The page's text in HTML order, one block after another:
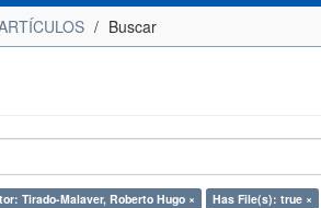
Buscar
Tirado-Malaver, Roberto Hugo × Has File(s): true ×